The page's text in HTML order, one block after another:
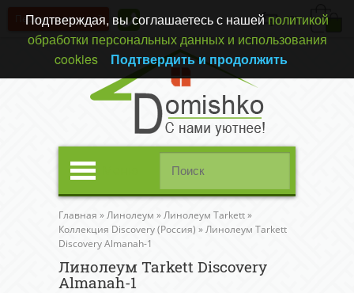
(0)
Перезвонить вам?
Главная »Линолеум »Линолеум Tarkett»
Коллекция Discovery (Россия) »Линолеум Tarkett
Discovery Almanah-1
Линолеум Tarkett Discovery
Almanah-1
Подтверждая, вы соглашаетесь с нашей политикой
обработки персональных данных и использования
cookies
Подтвердить и продолжить